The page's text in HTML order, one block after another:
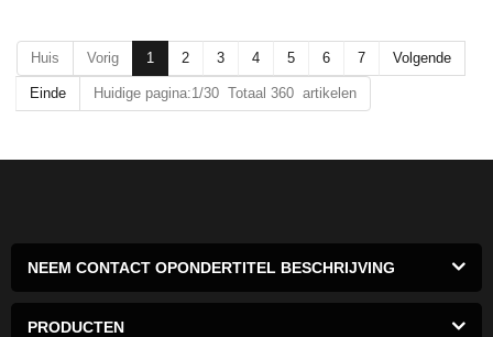
Huis Vorig 1 2 3 4 5 6 7 Volgende
Einde Huidige pagina:1/30 Totaal 360 artikelen
NEEM CONTACT OPONDERTITEL BESCHRIJVING
PRODUCTEN